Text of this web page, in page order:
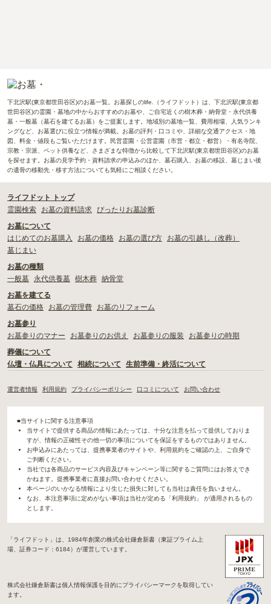
下北沢駅(東京都世田谷区)のお墓一覧。お墓探しのlife.（ライフドット）は、下北沢駅(東京都
世田谷区)の霊園・墓地の中からおすすめのお墓や、ご自宅近くの樹木葬・納骨堂・永代供養
墓・一般墓（墓石を建てるお墓）をご提案します。地域別の墓地一覧、費用相場、人気ランキ
ングなど、お墓選びに役立つ情報が満載。お墓の評判・口コミや、詳細な交通アクセス・地
図、料金・値段もご覧いただけます。民営霊園・公営霊園（市営・都立・都営）・有名寺院、
宗教・宗派、ペット供養など、さまざまな特徴から比較して下北沢駅(東京都世田谷区)のお墓
を探せます。お墓の見学予約・資料請求の申込みのほか、墓石購入、お墓の移設、墓じまい後
の遺骨の移動先・移す方法についても気軽にご相談ください。
ライフドット トップ
霊園検索
お墓の資料請求 ぴったりお墓診断
お墓について
はじめてのお墓購入
お墓の価格 お墓の選び方
お墓の引越し（改葬）
墓じまい
お墓の種類
一般墓
永代供養墓 樹木葬 納骨堂
お墓を建てる
墓石の価格
お墓の管理費
お墓のリフォーム
お墓参り
お墓参りのマナー
お墓参りのお供え お墓参りの服装
お墓参りの時期
葬儀について
仏壇・仏具について
相続について 生前準備・終活について
運営者情報 利用規約 プライバシーポリシー 口コミについて お問い合わせ
■当サイトに関する注意事項
当サイトで提供する商品の情報にあたっては、十分な注意を払って提供しておりま
すが、情報の正確性その他一切の事項についてを保証をするものではありません。
お申込みにあたっては、提携事業者のサイトや、利用規約をご確認の上、ご自身で
ご判断ください。
当社では各商品のサービス内容及びキャンペーン等に関するご質問にはお答えでき
かねます。提携事業者に直接お問い合わせください。
本ページのいかなる情報により生じた損失に対しても当社は責任を負いません。
なお、本注意事項に定めがない事項は当社が定める「利用規約」 が適用されるもの
とします。
「ライフドット」は、1984年創業の株式会社鎌倉新書（東証プライム上
場、証券コード：6184）が運営しています。
株式会社鎌倉新書は個人情報保護を目的にプライバシーマークを取得してい
ます。